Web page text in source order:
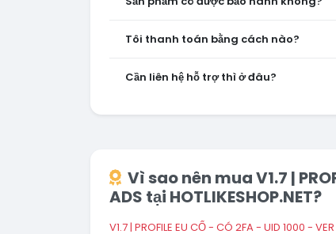
Tôi thanh toán bằng cách nào?
Cần liên hệ hỗ trợ thì ở đâu?
Vì sao nên mua V1.7 |
ADS tại HOTLIKESHOP.NET?
V1.7 | PROFILE EU CỔ - CÓ 2FA - UID 1000